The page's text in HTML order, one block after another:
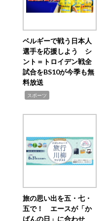
ベルギーで戦う日本人
選手を応援しよう シ
ント＝トロイデン戦全
試合をBS10が今季も無
料放送
スポーツ
旅の思い出を五・七・
五で！ エースが「か
ばんの日」に合わせ